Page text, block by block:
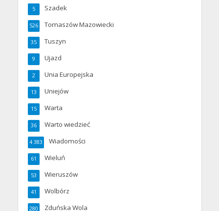
Szadek
5
Tomaszów Mazowiecki
526
Tuszyn
35
Ujazd
9
Unia Europejska
2
Uniejów
13
Warta
15
Warto wiedzieć
36
Wiadomości
4 383
Wieluń
61
Wieruszów
53
Wolbórz
41
Zduńska Wola
280